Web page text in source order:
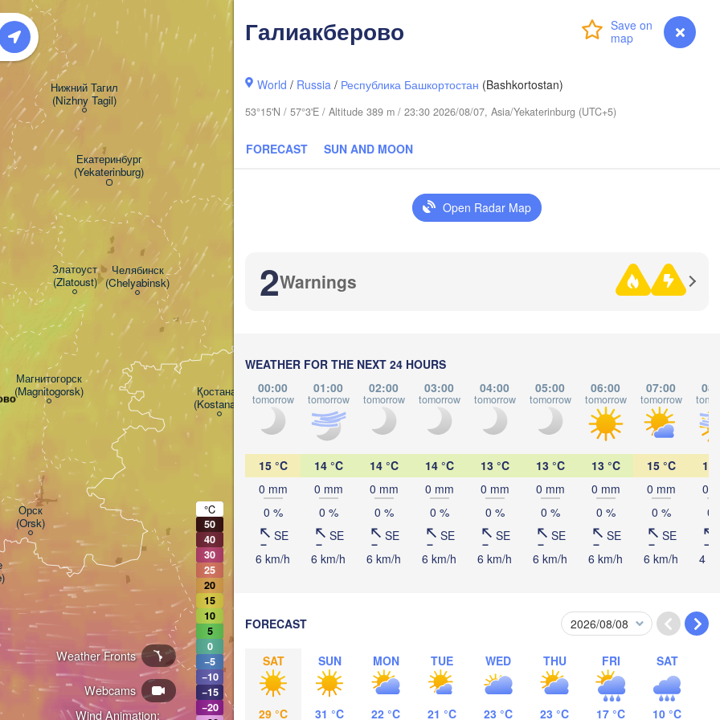
myVentusky Forecast
Галиакберово
World / Russia / Республика Башкортостан (Bashkortostan)
53°15'N / 57°3'E / Altitude 389 m / 23:30 2026/08/07, Asia/Yekaterinburg (UTC+5)
FORECAST SUN AND MOON
Open Radar Map
2Warnings
WEATHER FOR THE NEXT 24 HOURS
00:00
tomorrow
01:00
tomorrow
02:00
tomorrow
03:00
tomorrow
04:00
tomorrow
05:00
tomorrow
06:00
tomorrow
07:00
tomorrow
15 °C
0 mm
0 %
SE
6 km/h
14 °C
0 mm
0 %
SE
6 km/h
14 °C
0 mm
0 %
SE
6 km/h
14 °C
0 mm
0 %
SE
6 km/h
13 °C
0 mm
0 %
SE
6 km/h
13 °C
0 mm
0 %
SE
6 km/h
13 °C
0 mm
0 %
SE
6 km/h
15 °C
0 mm
0 %
SE
6 km/h
18
0
0
4
FORECAST
SAT
29 °C
SUN
31 °C
MON
22 °C
TUE
21 °C
WED
23 °C
THU
23 °C
FRI
17 °C
SAT
10 °C
Wind Animation:
Webcams
Weather Fronts
Екатеринбург
(Yekaterinburg)
(Tyumen)
Нижний Тагил
(Nizhny Tagil)
Челябинск
(Chelyabinsk)
Орск
(Orsk)
Қостанай
(Kostanay)
Златоуст
(Zlatoust)
Магнитогорск
(Magnitogorsk)
KAZAKHSTAN
Астана
(Astana)
Көкшетау
(Kökşetaw)
Екібастұз
(Ekibastuz)
(Jezqazğan)
H
°C
50
40
30
25
20
15
10
5
0
−5
−10
−15
−20